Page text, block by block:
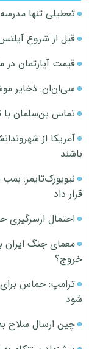
تعطیلی تنها
قبل از شروع
قیمت آپارتمان در منطقه 22 تهران
سی‌ان‌ان: ذخایر
تماس بن‌سلمان با
آمریکا از
باشند
قرار داد
احتمال ازسرگیری
معمای جنگ ایران
خروج؟
ترامپ: حماس
شود
چین ارسال سلاح